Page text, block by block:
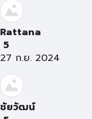
Rattana
5
27 ก.ย. 2024
ชัยวัฒน์